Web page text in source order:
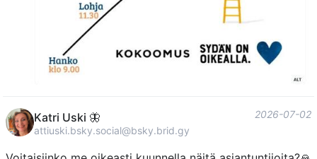
Katri Uski 🦋
attiuski.bsky.social@bsky.brid.gy
2026-07-02